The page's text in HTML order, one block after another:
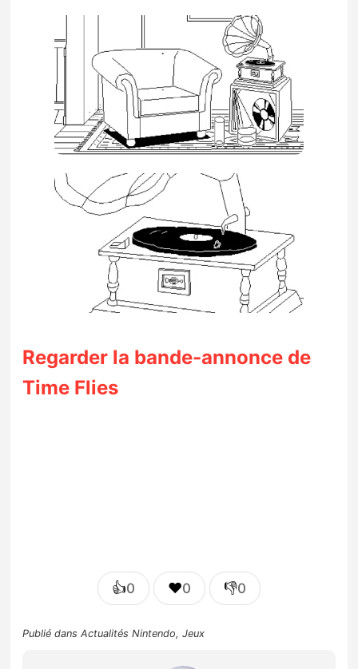
Regarder la bande-annonce de
Time Flies
👍0 ❤️0 👎0
Publié dansActualités Nintendo,Jeux